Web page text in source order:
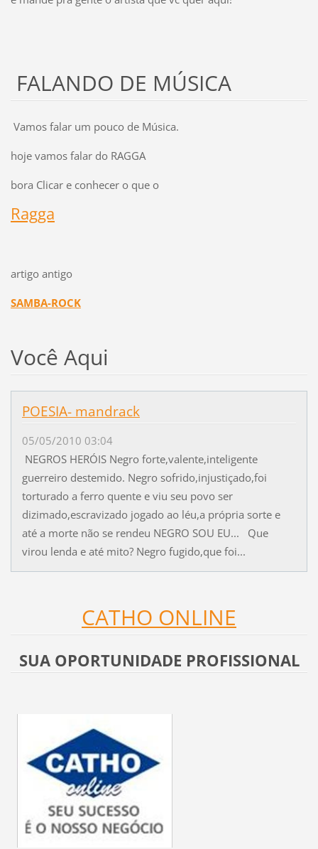
FALANDO DE MÚSICA
Vamos falar um pouco de Música.
hoje vamos falar do RAGGA
bora Clicar e conhecer o que o
Ragga
artigo antigo
SAMBA-ROCK
Você Aqui
POESIA- mandrack
05/05/2010 03:04
NEGROS HERÓIS Negro forte,valente,inteligente
guerreiro destemido. Negro sofrido,injustiçado,foi
torturado a ferro quente e viu seu povo ser
dizimado,escravizado jogado ao léu,a própria sorte e
até a morte não se rendeu NEGRO SOU EU... Que
virou lenda e até mito? Negro fugido,que foi...
CATHO ONLINE
SUA OPORTUNIDADE PROFISSIONAL